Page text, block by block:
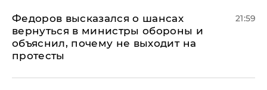
Федоров высказался о шансах
вернуться в министры обороны и
объяснил, почему не выходит на
протесты
21:59